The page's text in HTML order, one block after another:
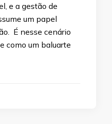
e a gestão de
um papel
É nesse cenário
como um baluarte